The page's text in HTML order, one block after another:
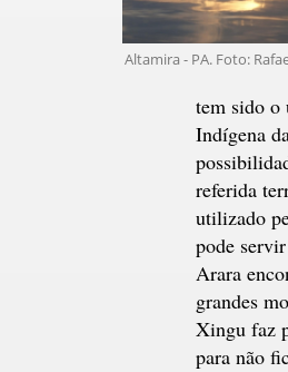
Altamira - PA. Foto:
tem sido o
Indígena
referida
utilizado
pode
Arara
grandes
Xingu faz
para não